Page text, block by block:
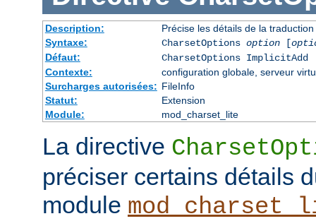
Description:
Précise les détails de la
Syntaxe:
CharsetOptions option[
Défaut:
CharsetOptions ImplicitAdd
Contexte:
configuration globale, serveur
Surcharges autorisées: FileInfo
Statut:
Extension
Module:
mod_charset_lite
La directive
préciser certains détails
module